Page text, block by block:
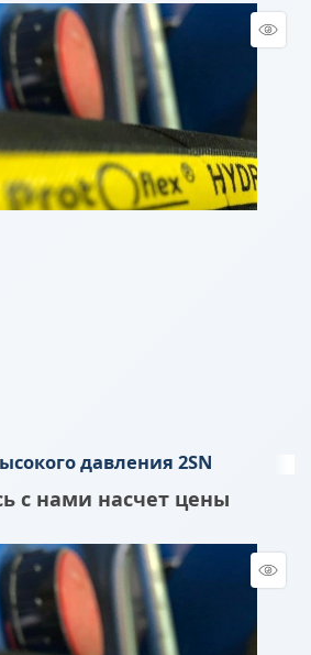
давления 2SN
с нами насчет цены